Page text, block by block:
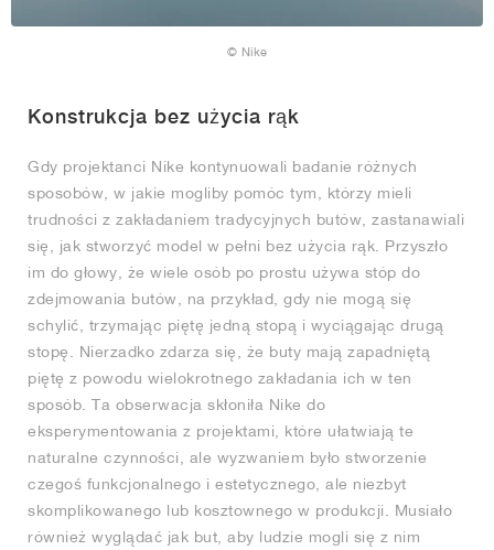
© Nike
Konstrukcja bez użycia rąk
Gdy projektanci Nike kontynuowali badanie różnych
sposobów, w jakie mogliby pomóc tym, którzy mieli
trudności z zakładaniem tradycyjnych butów, zastanawiali
się, jak stworzyć model w pełni bez użycia rąk. Przyszło
im do głowy, że wiele osób po prostu używa stóp do
zdejmowania butów, na przykład, gdy nie mogą się
schylić, trzymając piętę jedną stopą i wyciągając drugą
stopę. Nierzadko zdarza się, że buty mają zapadniętą
piętę z powodu wielokrotnego zakładania ich w ten
sposób. Ta obserwacja skłoniła Nike do
eksperymentowania z projektami, które ułatwiają te
naturalne czynności, ale wyzwaniem było stworzenie
czegoś funkcjonalnego i estetycznego, ale niezbyt
skomplikowanego lub kosztownego w produkcji. Musiało
również wyglądać jak but, aby ludzie mogli się z nim